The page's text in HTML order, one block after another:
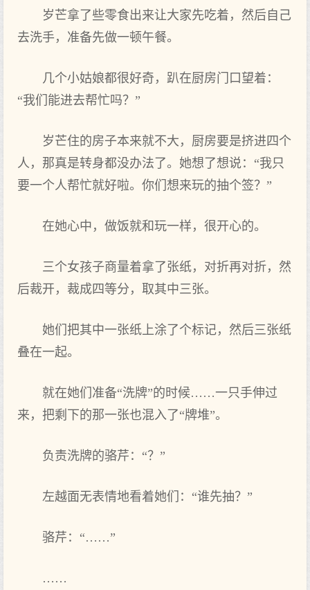
岁芒拿了些零食出来让大家先吃着，然后自己
去洗手，准备先做一顿午餐。
几个小姑娘都很好奇，趴在厨房门口望着：
“我们能进去帮忙吗？”
岁芒住的房子本来就不大，厨房要是挤进四个
人，那真是转身都没办法了。她想了想说：“我只
要一个人帮忙就好啦。你们想来玩的抽个签？”
在她心中，做饭就和玩一样，很开心的。
三个女孩子商量着拿了张纸，对折再对折，然
后裁开，裁成四等分，取其中三张。
她们把其中一张纸上涂了个标记，然后三张纸
叠在一起。
就在她们准备“洗牌”的时候……一只手伸过
来，把剩下的那一张也混入了“牌堆”。
负责洗牌的骆芹：“？”
左越面无表情地看着她们：“谁先抽？”
骆芹：“……”
……